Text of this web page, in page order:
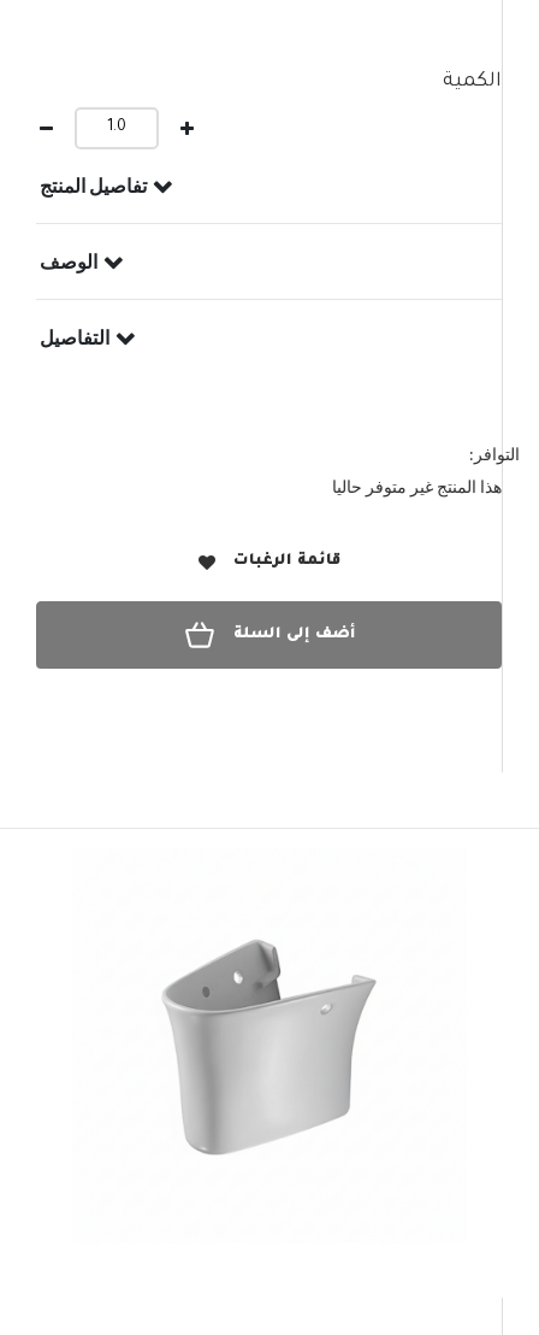
الكمية
تفاصيل المنتج
الوصف
التفاصيل
التوافر:
هذا المنتج غير متوفر حاليا
قائمة الرغبات
أضف إلى السلة